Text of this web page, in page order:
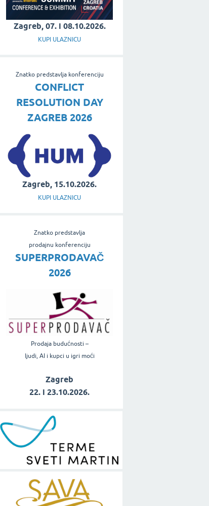
Zagreb, 07. i 08.10.2026.
KUPI ULAZNICU
Znatko predstavlja konferenciju
CONFLICT
RESOLUTION DAY
ZAGREB 2026
Zagreb, 15.10.2026.
KUPI ULAZNICU
Znatko predstavlja
prodajnu konferenciju
SUPERPRODAVAČ
2026
Prodaja budućnosti –
ljudi, AI i kupci u igri moći
Zagreb
22. i 23.10.2026.